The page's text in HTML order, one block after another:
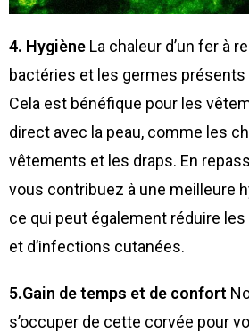
4. Hygiène La chaleur d’un fer à
bactéries et les germes
Cela est bénéfique pour les
direct avec la peau, comme les
vêtements et les draps. En
vous contribuez à une meilleure
ce qui peut également réduire
et d’infections cutanées.
5.Gain de temps et de confort
s’occuper de cette corvée pour